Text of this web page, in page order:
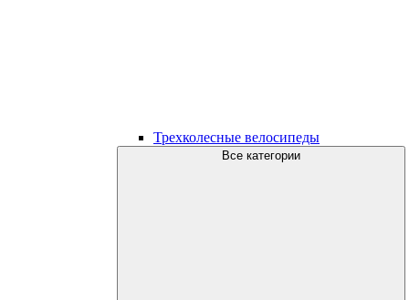
Трехколесные велосипеды
Все категории